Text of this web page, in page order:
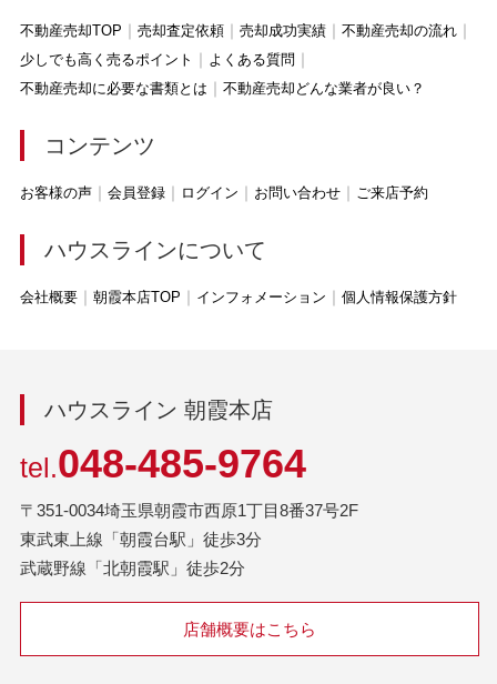
不動産売却TOP 売却査定依頼 売却成功実績
不動産売却の流れ
少しでも高く売るポイント
よくある質問
不動産売却に必要な書類とは
不動産売却どんな業者が良い？
コンテンツ
お客様の声 会員登録 ログイン お問い合わせ ご来店予約
ハウスラインについて
会社概要 朝霞本店TOP インフォメーション 個人情報保護方針
ハウスライン 朝霞本店
tel.048-485-9764
〒351-0034埼玉県朝霞市西原1丁目8番37号2F
東武東上線「朝霞台駅」徒歩3分
武蔵野線「北朝霞駅」徒歩2分
店舗概要はこちら